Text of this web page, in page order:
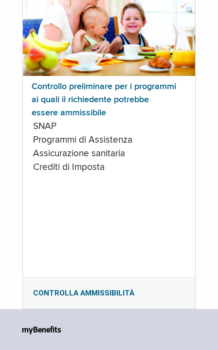
Controllo preliminare per i programmi
ai quali il richiedente potrebbe
essere ammissibile
SNAP
Programmi di Assistenza
Assicurazione sanitaria
Crediti di Imposta
CONTROLLA AMMISSIBILITÀ
myBenefits